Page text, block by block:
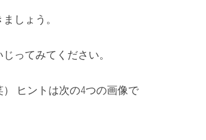
しょう。
ってみてください。
ヒントは次の4つの画像で